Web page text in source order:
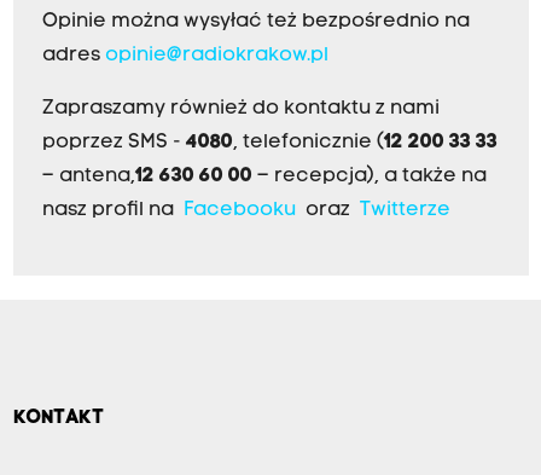
Opinie można wysyłać też bezpośrednio na
adres opinie@radiokrakow.pl
Zapraszamy również do kontaktu z nami
poprzez SMS - 4080, telefonicznie (12 200 33 33
– antena,12 630 60 00 – recepcja), a także na
nasz profil na Facebookuoraz Twitterze
KONTAKT